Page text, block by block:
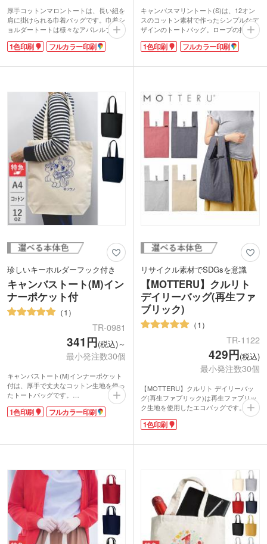
厚手コットンマロントートは、長い紐を
肩に掛けられる巾着バッグです。巾着シ
ョルダートートは様々なアパレルブラン
ドが展開し大流行中! この厚手コットン
マロントートはコロンとしたフォルムが
マホの他にメイクポーチなども入れられ
す。コットンは季節問わず使えるので、
出番が多くなりそう。
1色やフルカラーでの印刷ができます。
印刷範囲が大きいので、ショップ名やロ
ゴが映えますよ。トレンド最先端のノベ
ルティになるオリジナルバッグを作って
みませんか。
1色印刷 フルカラー印刷
キャンバスマリントート(S)は、12オン
スのコットン素材で作ったシンプルなデ
ザインのトートバッグ。ロープの持ち手
がアクセントになっています。ロゴ印刷
でオリジナルのバッグが制作できるので
OLさんのランチタイムのお出かけもか
1色印刷 フルカラー印刷
珍しいキーホルダーフック付き
キャンバストート(M)イン
ナーポケット付
1
TR-0981
341円(税込)～
最小発注数30個
キャンバストート(M)インナーポケット
付は、厚手で丈夫なコットン生地を使っ
たトートバッグです。
内側にはスマホや小物を入れるのに便利
なポケット付き。マチもあるので収納力
表面に付いたキーホルダーフックも他に
も、細く作られたフックで楽々取り付け
られますよ。
シンプルなトートバッグは名入れにぴっ
たり。ロゴを入れてショップのノベルテ
ィや、オリジナルバックにいかがでしょ
うか。
1色印刷 フルカラー印刷
リサイクル素材でSDGsを意識
【MOTTERU】クルリト
デイリーバッグ(再生ファ
ブリック)
1
TR-1122
429円(税込)
最小発注数30個
【MOTTERU】クルリト デイリーバッ
グ(再生ファブリック)は再生ファブリッ
ク生地を使用したエコバッグです。
MOTTERUシリーズで人気の形はそのま
まに、ナチュラルな風合いがおしゃれな
くずから作られているため、染色工程が
コンビニ弁当を水平に入れることができ
るレジ袋型で、ランチタイムの買い出し
やサブバッグにピッタリ!使わないとき
は折りたたんでくるっとコンパクトに。
携帯に便利です。
1色印刷での名入れが可能です。SDGs
のキャンペーンノベルティや、アパレル
ショップや雑貨店での周年記念品・オリ
1色印刷